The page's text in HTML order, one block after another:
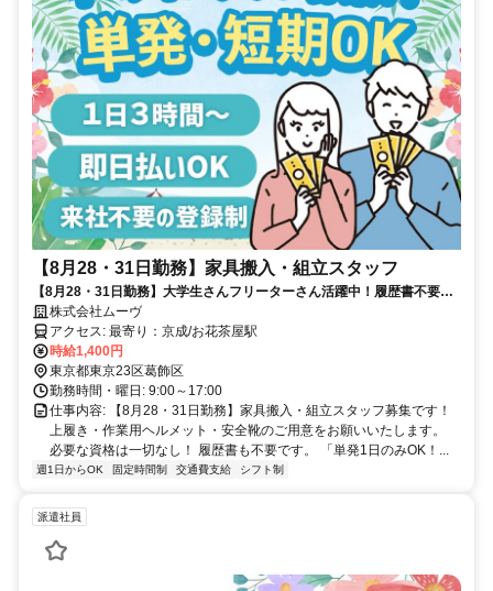
【8月28・31日勤務】家具搬入・組立スタッフ
【8月28・31日勤務】大学生さんフリーターさん活躍中！履歴書不要／
即支払い可能◎未経験OK！
株式会社ムーヴ
アクセス: 最寄り：京成/お花茶屋駅
時給1,400円
東京都東京23区葛飾区
勤務時間・曜日: 9:00～17:00
仕事内容: 【8月28・31日勤務】家具搬入・組立スタッフ募集です！
上履き・作業用ヘルメット・安全靴のご用意をお願いいたします。
必要な資格は一切なし！ 履歴書も不要です。 「単発1日のみOK！...
週1日からOK 固定時間制 交通費支給 シフト制
派遣社員